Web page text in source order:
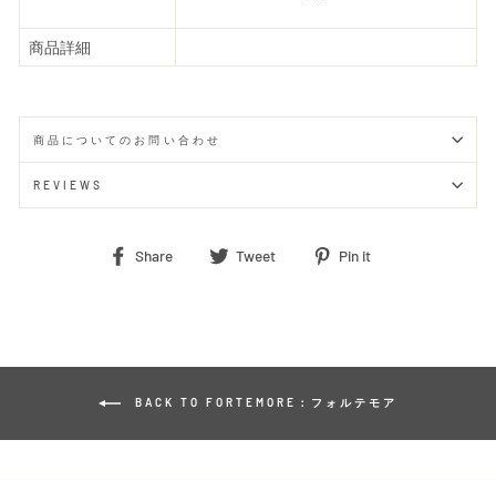
商品詳細
商品についてのお問い合わせ
REVIEWS
Share
Share Tweet
Tweet Pin it
BACK TO FORTEMORE：フォルテモア